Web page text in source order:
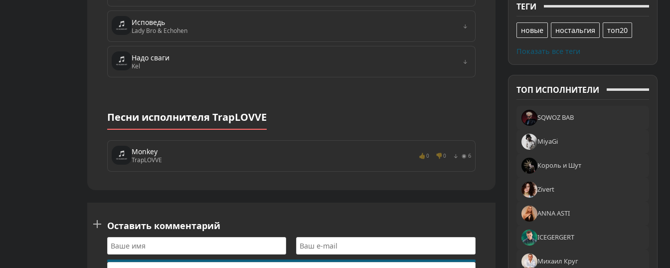
ТЕГИ
новые ностальгия топ20
Показать все теги
ТОП ИСПОЛНИТЕЛИ
SQWOZ BAB
MiyaGi
Король и Шут
Zivert
ANNA ASTI
ICEGERGERT
Михаил Круг
Исповедь
Lady Bro & Echohen ↓
Надо сваги
Kel ↓
Песни исполнителя TrapLOVVE
Monkey
TrapLOVVE
👍 0 👎 0 ↓ ◉ 6
Оставить комментарий